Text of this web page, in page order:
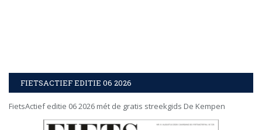
FIETSACTIEF EDITIE 06 2026
FietsActief editie 06 2026 mét de gratis streekgids De Kempen